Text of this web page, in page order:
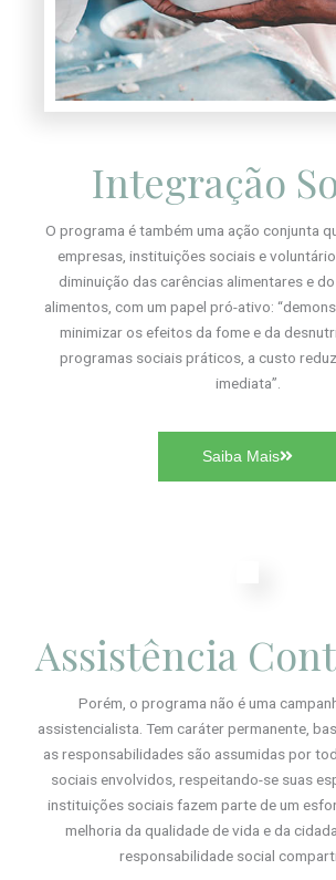
Integração
O programa é também uma ação conjunta
empresas, instituições sociais e
diminuição das carências alimentares e
alimentos, com um papel pró-ativo:
minimizar os efeitos da fome e da
programas sociais práticos, a custo
imediata”.
Saiba Mais
Assistência
Porém, o programa não é uma
assistencialista. Tem caráter permanente,
as responsabilidades são assumidas por
sociais envolvidos, respeitando-se suas
instituições sociais fazem parte de um
melhoria da qualidade de vida e da
responsabilidade social